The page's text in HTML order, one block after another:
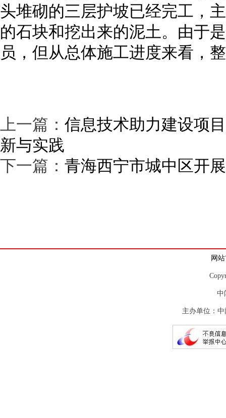
头堆砌的三层护坡已经完工，
的石块和挖出来的泥土。由于
员，但从总体施工进度来看，
上一篇： 信息技术助力建设项
新与实践
下一篇： 青海西宁市城中区开
网
中
主办单位：